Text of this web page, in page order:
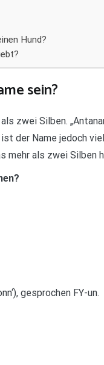
Hund?
sein?
zwei Silben.
der Name jedoch
mehr als zwei
gesprochen FY-un.